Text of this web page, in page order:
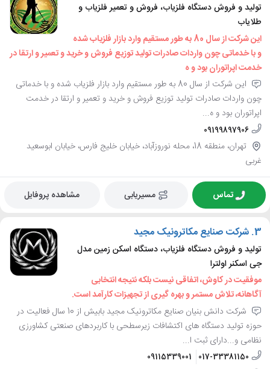
تولید و فروش دستگاه فلزیاب، فروش و تعمیر فلزیاب و
طلایاب
این شرکت از سال 80 به طور مستقیم وارد بازار فلزیاب شده
و با خدماتی چون واردات صادرات تولید توزیع فروش و خرید و تعمیر و ارتقا در
خدمت اپراتوران بود و ه
این شرکت از سال 80 به طور مستقیم وارد بازار فلزیاب شده و با خدماتی
چون واردات صادرات تولید توزیع فروش و خرید و تعمیر و ارتقا در خدمت
اپراتوران بود و ه...
09199897906
تهران، منطقه 18، محله نوروزآباد، خیابان خلیج فارس، خیابان ابوسعید
غربی
تماس مسیریابی مشاهده پروفایل
3. شرکت صنایع مکاترونیک مجید
تولید و فروش دستگاه فلزیاب، دستگاه اسکن زمین مدل
جی اسکنر اولترا
موفقیت در کاوش، اتفاقی نیست بلکه نتیجه انتخابی
آگاهانه، تلاش مستمر و بهره گیری از تجهیزات کارآمد است.
شرکت دانش بنیان صنایع مکاترونیک مجید بابیش از 10 سال فعالیت در
حوزه تولید دستگاه های اکتشافات زیرسطحی با کاربردهای صنعتی کشاورزی
نظامی و...دارای ثبت ا...
017-33381150
09115339001